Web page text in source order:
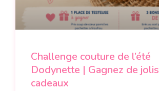
Challenge couture de l’été
Dodynette | Gagnez de jolis
cadeaux